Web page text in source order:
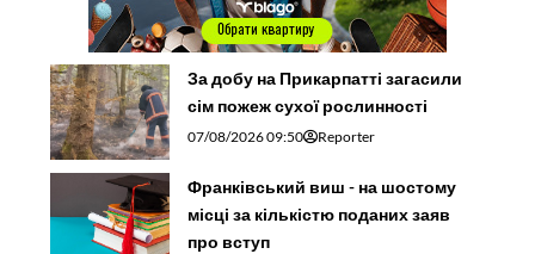
За добу на Прикарпатті загасили
сім пожеж сухої рослинності
07/08/2026 09:50 Reporter
Франківський виш - на шостому
місці за кількістю поданих заяв
про вступ